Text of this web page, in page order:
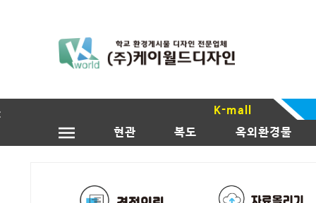
K-mall
현관
복도 옥외환경물